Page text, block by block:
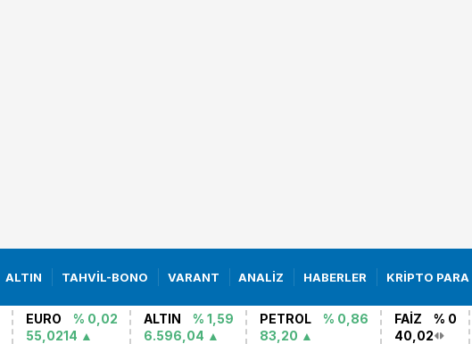
ALTIN TAHVİL-BONO VARANT ANALİZ HABERLER KRİPTO PARA
EURO
% 0,02
55,0214
ALTIN
% 1,59
6.596,04
PETROL
% 0,86
83,20
FAİZ
% 0
40,02